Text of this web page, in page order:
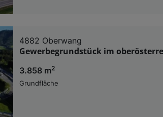
4882 Oberwang
Gewerbegrundstück im
3.858 m2
Grundfläche